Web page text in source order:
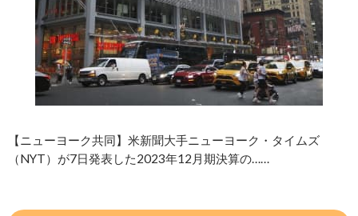
【ニューヨーク共同】米新聞大手ニューヨーク・タイムズ
（NYT）が7日発表した2023年12月期決算の……